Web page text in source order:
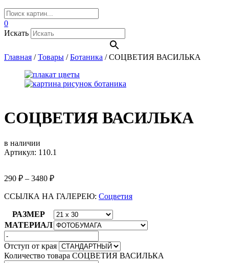
0
Искать
Главная /Товары /Ботаника /СОЦВЕТИЯ ВАСИЛЬКА
СОЦВЕТИЯ ВАСИЛЬКА
в наличии
Артикул: 110.1
290 ₽ – 3480 ₽
ССЫЛКА НА ГАЛЕРЕЮ: Соцветия
РАЗМЕР
МАТЕРИАЛ
Отступ от края
Количество товара СОЦВЕТИЯ ВАСИЛЬКА